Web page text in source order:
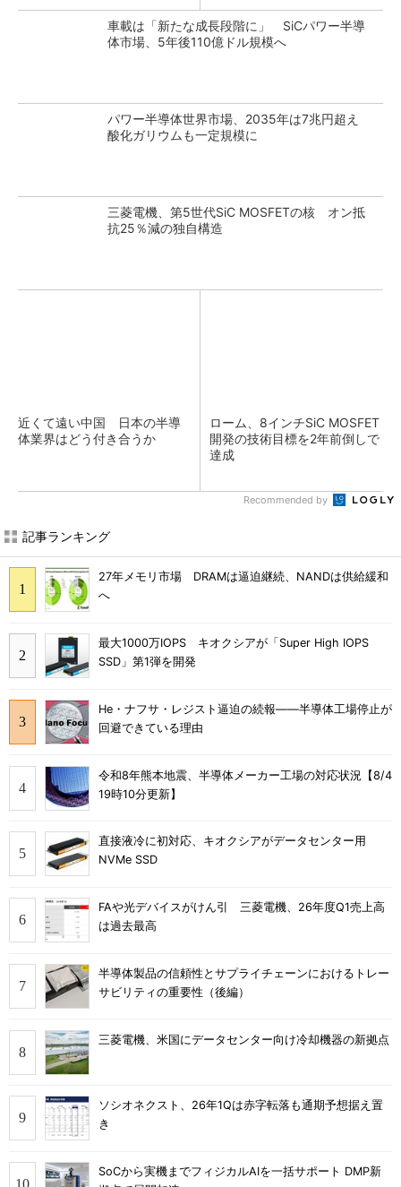
車載は「新たな成長段階に」 SiCパワー半導
体市場、5年後110億ドル規模へ
パワー半導体世界市場、2035年は7兆円超え
酸化ガリウムも一定規模に
三菱電機、第5世代SiC MOSFETの核 オン抵
抗25％減の独自構造
近くて遠い中国 日本の半導
体業界はどう付き合うか
ローム、8インチSiC MOSFET
開発の技術目標を2年前倒しで
達成
Recommended by
記事ランキング
27年メモリ市場 DRAMは逼迫継続、NANDは供給緩和
へ
最大1000万IOPS キオクシアが「Super High IOPS
SSD」第1弾を開発
He・ナフサ・レジスト逼迫の続報――半導体工場停止が
回避できている理由
令和8年熊本地震、半導体メーカー工場の対応状況【8/4
19時10分更新】
直接液冷に初対応、キオクシアがデータセンター用
NVMe SSD
FAや光デバイスがけん引 三菱電機、26年度Q1売上高
は過去最高
半導体製品の信頼性とサプライチェーンにおけるトレー
サビリティの重要性（後編）
三菱電機、米国にデータセンター向け冷却機器の新拠点
ソシオネクスト、26年1Qは赤字転落も通期予想据え置
き
SoCから実機までフィジカルAIを一括サポート DMP新